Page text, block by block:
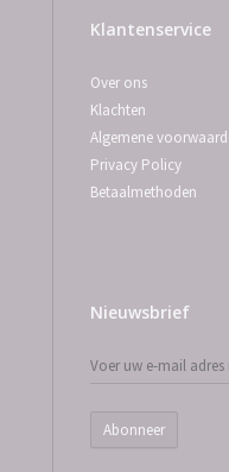
Klantenservice
Over ons
Klachten
Algemene
Privacy Policy
Betaalmethoden
Nieuwsbrief
Abonneer